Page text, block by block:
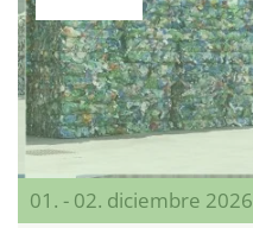
01. - 02. diciembre 2026